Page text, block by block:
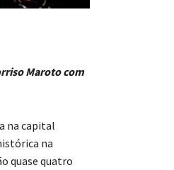
Maroto com
na capital
na
quase quatro